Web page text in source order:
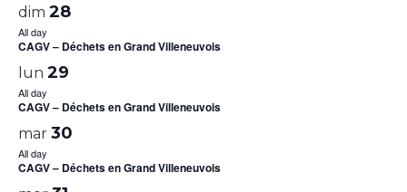
dim 28
All day
CAGV – Déchets en Grand Villeneuvois
lun 29
All day
CAGV – Déchets en Grand Villeneuvois
mar 30
All day
CAGV – Déchets en Grand Villeneuvois